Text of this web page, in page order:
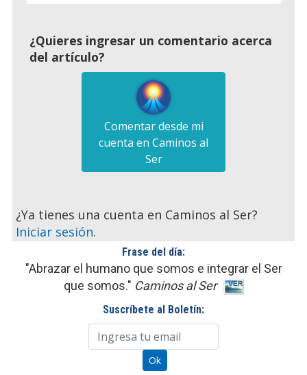
¿Quieres ingresar un comentario acerca
del artículo?
Comentar desde mi
cuenta en Caminos al
Ser
¿Ya tienes una cuenta en Caminos al Ser?
Iniciar sesión.
Frase del día:
"Abrazar el humano que somos e integrar el Ser
que somos." Caminos al Ser
Suscríbete al Boletín: